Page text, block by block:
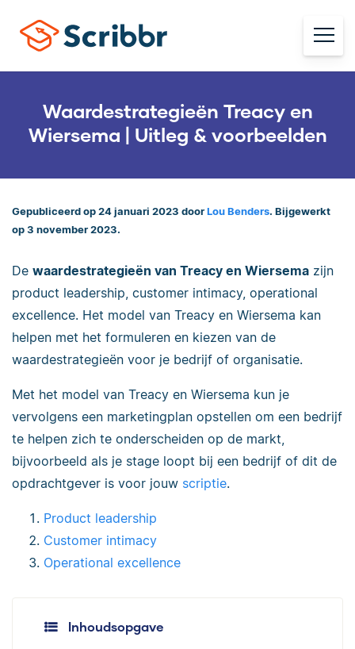
Waardestrategieën Treacy en
Wiersema | Uitleg & voorbeelden
Gepubliceerd op 24 januari 2023 door Lou Benders. Bijgewerkt
op 3 november 2023.
De waardestrategieën van Treacy en Wiersema zijn
product leadership, customer intimacy, operational
excellence. Het model van Treacy en Wiersema kan
helpen met het formuleren en kiezen van de
waardestrategieën voor je bedrijf of organisatie.
Met het model van Treacy en Wiersema kun je
vervolgens een marketingplan opstellen om een bedrijf
te helpen zich te onderscheiden op de markt,
bijvoorbeeld als je stage loopt bij een bedrijf of dit de
opdrachtgever is voor jouw scriptie.
Product leadership
Customer intimacy
Operational excellence
Inhoudsopgave